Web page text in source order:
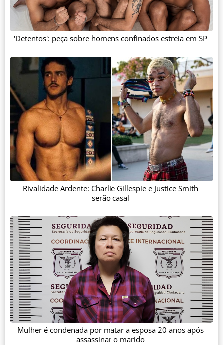
'Detentos': peça sobre homens confinados estreia em SP
Rivalidade Ardente: Charlie Gillespie e Justice Smith
serão casal
Mulher é condenada por matar a esposa 20 anos após
assassinar o marido